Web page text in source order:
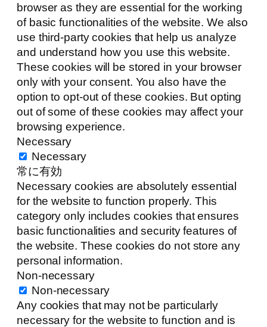
browser as they are essential for the working
of basic functionalities of the website. We also
use third-party cookies that help us analyze
and understand how you use this website.
These cookies will be stored in your browser
only with your consent. You also have the
option to opt-out of these cookies. But opting
out of some of these cookies may affect your
browsing experience.
Necessary
Necessary
常に有効
Necessary cookies are absolutely essential
for the website to function properly. This
category only includes cookies that ensures
basic functionalities and security features of
the website. These cookies do not store any
personal information.
Non-necessary
Non-necessary
Any cookies that may not be particularly
necessary for the website to function and is